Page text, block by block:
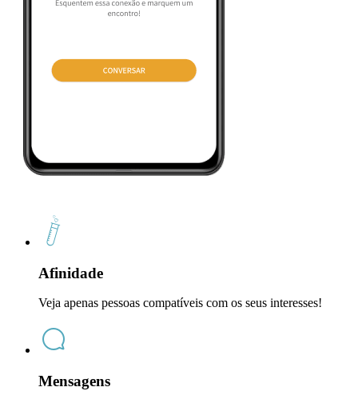
Afinidade
Veja apenas pessoas compatíveis com os seus interesses!
Mensagens